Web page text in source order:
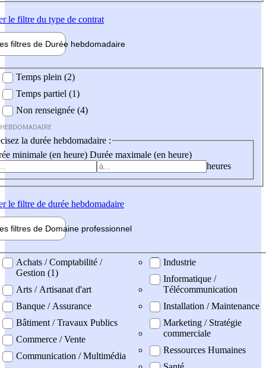
le filtre du type de contrat
filtres de Durée hebdomadaire
Temps plein (2)
Temps partiel (1)
Non renseignée (4)
la durée hebdomadaire :
minimale (en heure) Durée maximale (en heure)
heures
le filtre de durée hebdomadaire
filtres de Domaine professionnel
professionel
Achats / Comptabilité /
Gestion (1)
Arts / Artisanat d'art
Banque / Assurance
Bâtiment / Travaux Publics
Commerce / Vente
Communication / Multimédia
Industrie
Informatique /
Télécommunication
Installation / Maintenance
Marketing / Stratégie
commerciale
Ressources Humaines